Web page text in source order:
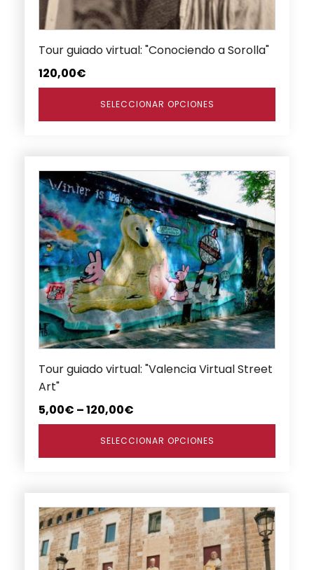
Tour guiado virtual: "Conociendo a Sorolla"
120,00€
SELECCIONAR OPCIONES
elegir
en
la
página
de
Tour guiado virtual: "Valencia Virtual Street
Art"
5,00€ –120,00€
SELECCIONAR OPCIONES
Este
producto
tiene
múltiples
variantes.
Las
opciones
se
pueden
elegir
en
la
página
de
producto